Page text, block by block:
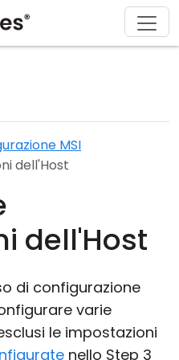
MSI
dell'Host
dell'Host
di configurazione
varie
le impostazioni
nello Step 3